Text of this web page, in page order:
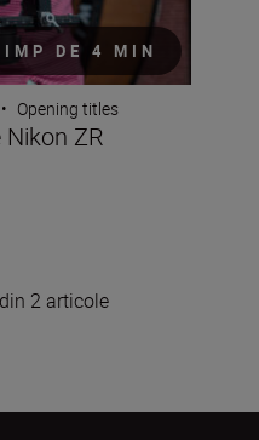
DE 4 MIN
• Opening titles
ZR
2 articole